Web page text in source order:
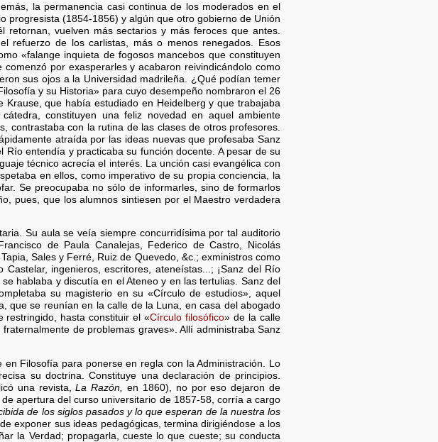
la permanencia casi continua de los moderados en el
progresista (1854-1856) y algún que otro gobierno de Unión
vuelven más sectarios y más feroces que antes.
refuerzo de los carlistas, más o menos renegados. Esos
«falange inquieta de fogosos mancebos que constituyen
por exasperarles y acabaron reivindicándolo como
sus ojos a la Universidad madrileña. ¿Qué podían temer
y su Historia» para cuyo desempeño nombraron el 26
que había estudiado en Heidelberg y que trabajaba
constituyen una feliz novedad en aquel ambiente
contrastaba con la rutina de las clases de otros profesores.
atraída por las ideas nuevas que profesaba Sanz
entendía y practicaba su función docente. A pesar de su
técnico acrecía el interés. La unción casi evangélica con
en ellos, como imperativo de su propia conciencia, la
Se preocupaba no sólo de informarles, sino de formarlos
pues, que los alumnos sintiesen por el Maestro verdadera
Su aula se veía siempre concurridísima por tal auditorio
de Paula Canalejas, Federico de Castro, Nicolás
Sales y Ferré, Ruiz de Quevedo, &c.; exministros como
ingenieros, escritores, ateneístas...; ¡Sanz del Río
hablaba y discutía en el Ateneo y en las tertulias. Sanz del
su magisterio en su «Círculo de estudios», aquel
que se reunían en la calle de la Luna, en casa del abogado
restringido, hasta constituir el «Círculo filosófico» de la calle
de problemas graves». Allí administraba Sanz
Filosofía para ponerse en regla con la Administración. Lo
su doctrina. Constituye una declaración de principios.
una revista,La Razón, en 1860), no por eso dejaron de
apertura del curso universitario de 1857-58, corría a cargo
de los siglos pasados y lo que esperan de la nuestra los
exponer sus ideas pedagógicas, termina dirigiéndose a los
la Verdad; propagarla, cueste lo que cueste; su conducta